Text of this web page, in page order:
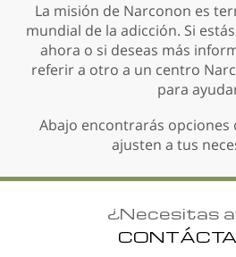
La misión de Narconon es
mundial de la adicción. Si
ahora o si deseas más
referir a otro a un centro
para
Abajo encontrarás opciones
ajusten a tus
¿Necesitas